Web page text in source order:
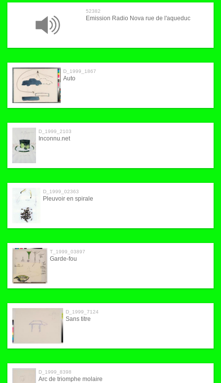
52382
Emission Radio Nova rue de l'aqueduc
D_1999_1867
Auto
D_1999_2103
Inconnu.net
D_1999_02363
Pleuvoir en spirale
T_1999_03897
Garde-fou
D_1999_7124
Sans titre
D_1999_8398
Arc de triomphe molaire